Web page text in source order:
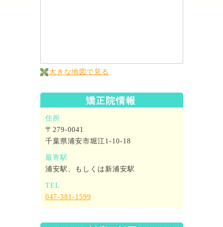
大きな地図で見る
住所
〒279-0041
千葉県浦安市堀江1-10-18
最寄駅
浦安駅、もしくは新浦安駅
TEL
047-381-1599